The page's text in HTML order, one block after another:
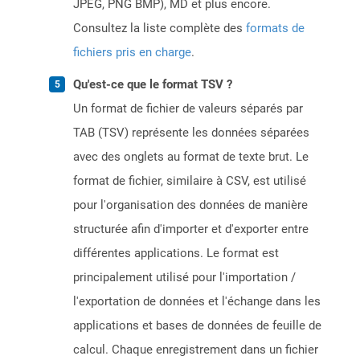
JPEG, PNG BMP), MD et plus encore.
Consultez la liste complète des formats de
fichiers pris en charge.
Qu'est-ce que le format TSV ?
Un format de fichier de valeurs séparés par
TAB (TSV) représente les données séparées
avec des onglets au format de texte brut. Le
format de fichier, similaire à CSV, est utilisé
pour l'organisation des données de manière
structurée afin d'importer et d'exporter entre
différentes applications. Le format est
principalement utilisé pour l'importation /
l'exportation de données et l'échange dans les
applications et bases de données de feuille de
calcul. Chaque enregistrement dans un fichier